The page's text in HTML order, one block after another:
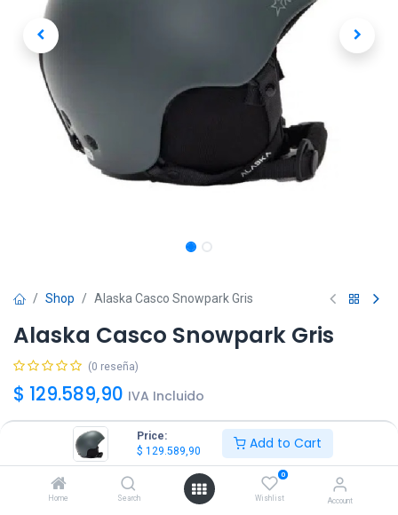
Price:
$ 129.589,90 Add to Cart
Home Search
0
Wishlist Account
Shop Alaska Casco Snowpark Gris
Alaska Casco Snowpark Gris
(0 reseña)
$ 129.589,90 IVA Incluido
XL